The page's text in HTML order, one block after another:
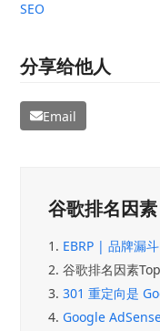
SEO
分享给他人
Email
谷歌排名因素
1. EBRP | 品牌漏
2. 谷歌排名因素
3. 301 重定向是
4. Google